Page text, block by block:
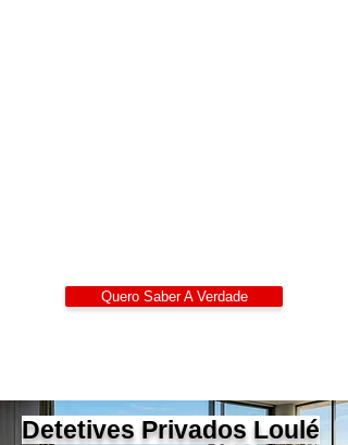
Quero Saber A Verdade
Detetives Privados Loulé